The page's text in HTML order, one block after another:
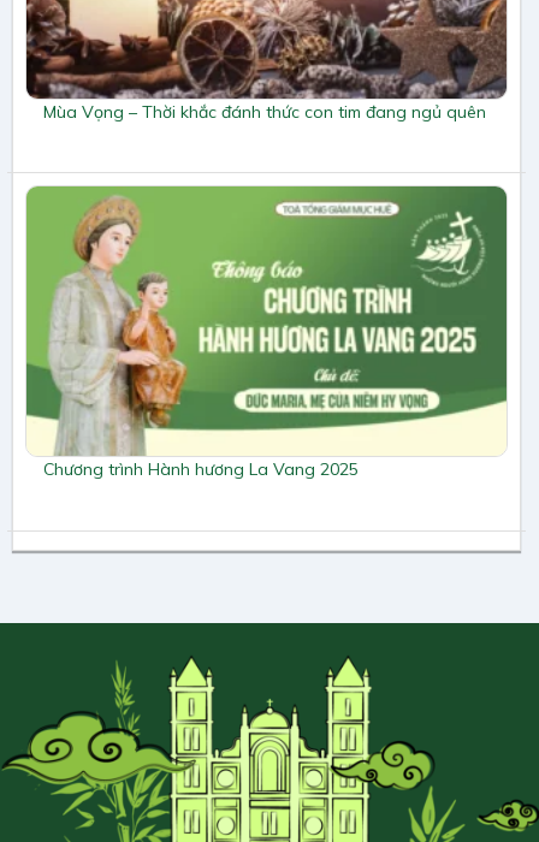
Mùa Vọng – Thời khắc đánh thức con tim đang ngủ quên
Chương trình Hành hương La Vang 2025